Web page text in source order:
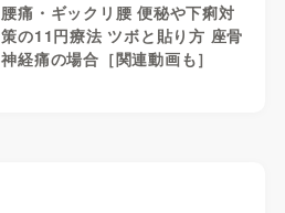
腰痛・ギックリ腰 便秘や下痢対
策の11円療法 ツボと貼り方 座骨
神経痛の場合［関連動画も］